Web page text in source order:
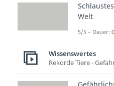
Welt
5/5 – Dauer:
Wissenswertes
Rekorde Tiere -